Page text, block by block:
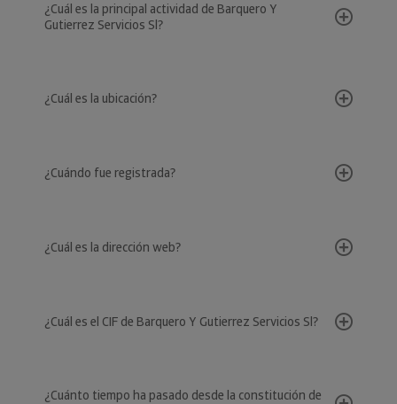
¿Cuál es la principal actividad de Barquero Y
Gutierrez Servicios Sl?
¿Cuál es la ubicación?
¿Cuándo fue registrada?
¿Cuál es la dirección web?
¿Cuál es el CIF de Barquero Y Gutierrez Servicios Sl?
¿Cuánto tiempo ha pasado desde la constitución de